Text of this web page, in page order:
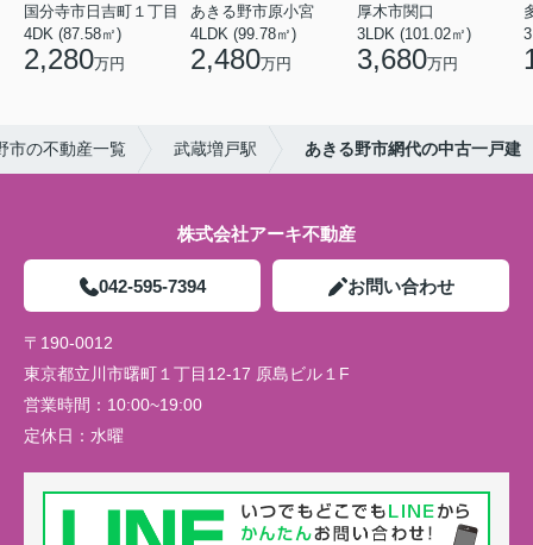
国分寺市日吉町１丁目
4DK (87.58㎡)
2,280万円
あきる野市原小宮
4LDK (99.78㎡)
2,480万円
厚木市関口
3LDK (101.02㎡)
3,680万円
市の不動産一覧 武蔵増戸駅 あきる野市網代の中古一戸建
株式会社アーキ不動産
042-595-7394 お問い合わせ
〒190-0012
東京都立川市曙町１丁目12-17 原島ビル１F
営業時間： 10:00~19:00
定休日： 水曜